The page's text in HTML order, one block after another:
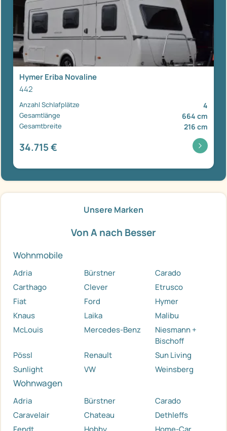
Hymer Eriba Novaline
442
Anzahl Schlafplätze 4
Gesamtlänge 664 cm
Gesamtbreite 216 cm
34.715 €
Unsere Marken
Von A nach Besser
Wohnmobile
Adria Bürstner
Carado
Carthago
Clever
Etrusco
Fiat
Ford
Hymer
Knaus
Laika
Malibu
McLouis
Mercedes-Benz
Niesmann +
Bischoff
Pössl
Renault
Sun Living
Sunlight
VW Weinsberg
Wohnwagen
Adria Bürstner
Carado
Caravelair
Chateau
Dethleffs